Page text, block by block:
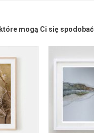
które mogą Ci się spodobać